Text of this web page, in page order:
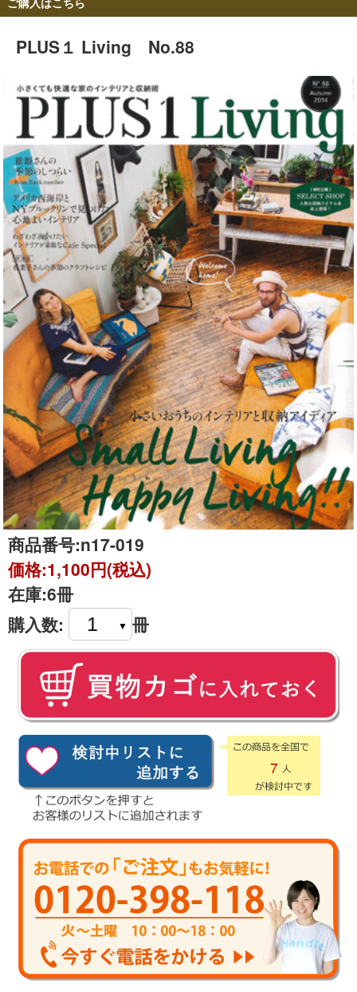
PLUS１ Living No.88
商品番号:n17-019
価格:1,100円(税込)
在庫:6冊
購入数:
冊
7